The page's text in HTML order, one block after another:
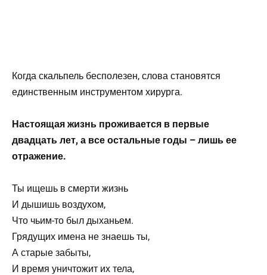
Когда скальпель бесполезен, слова становятся
единственным инструментом хирурга.
Настоящая жизнь проживается в первые
двадцать лет, а все остальные годы – лишь ее
отражение.
Ты ищешь в смерти жизнь
И дышишь воздухом,
Что чьим-то был дыханьем.
Грядущих имена не знаешь ты,
А старые забыты,
И время уничтожит их тела,